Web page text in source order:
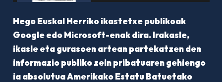
Hego Euskal Herriko ikastetxe publikoak
Google edo Microsoft-enak dira. Irakasle,
ikasle eta gurasoen artean partekatzen den
informazio publiko zein pribatuaren gehiengo
ia absolutua Amerikako Estatu Batuetako